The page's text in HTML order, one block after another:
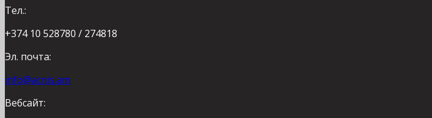
Тел.:
+374 10 528780 / 274818
Эл. почта:
info@acnis.am
Вебсайт: